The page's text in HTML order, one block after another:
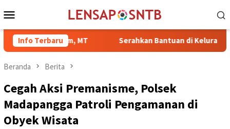
ke
Mobile
Info Terbaru
Rum, MT Serahkan Bantuan di Kelurahan Sambinae,
Beranda Berita
Cegah Aksi Premanisme, Polsek
Madapangga Patroli Pengamanan di
Obyek Wisata